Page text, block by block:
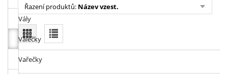
Vály
Válečky
Vařečky
Řazení produktů: Název vzest.